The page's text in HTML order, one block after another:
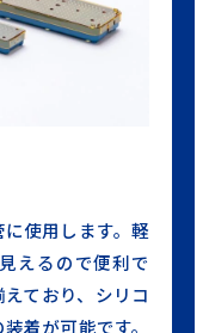
使用します。軽
えるので便利で
ており、シリコ
着が可能です。